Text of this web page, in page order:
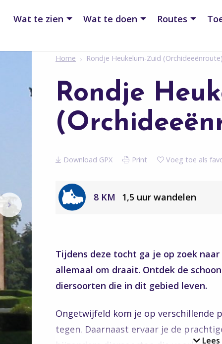
Wat te zien Wat te doen Routes
Volgende
berichten
Home Rondje Heukelum-Zuid
Rondje
Download GPX Print Voeg toe als
8 KM 1,5 uur wandelen
Tijdens deze tocht ga je op zoek
allemaal om draait. Ontdek de
diersoorten die in dit gebied leven.
Ongetwijfeld kom je op verschillende
tegen. Daarnaast ervaar je de